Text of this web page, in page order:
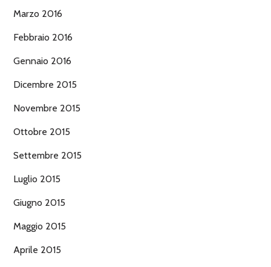
Marzo 2016
Febbraio 2016
Gennaio 2016
Dicembre 2015
Novembre 2015
Ottobre 2015
Settembre 2015
Luglio 2015
Giugno 2015
Maggio 2015
Aprile 2015